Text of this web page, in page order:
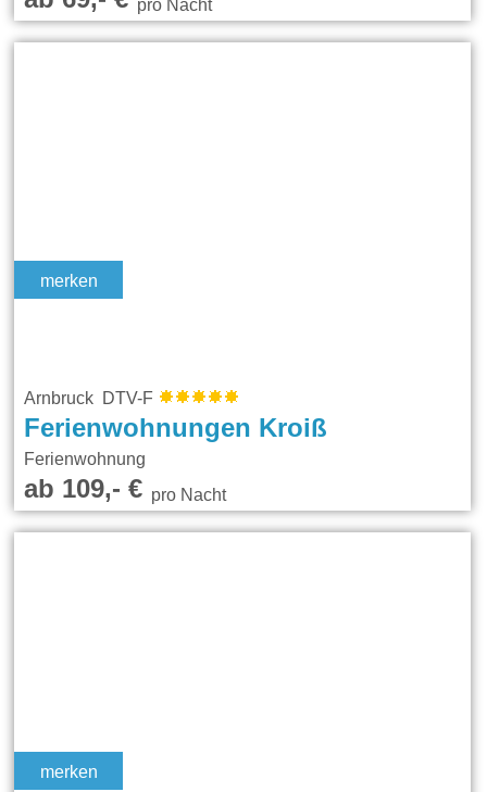
pro Nacht
merken
Arnbruck DTV-F
Ferienwohnungen Kroiß
Ferienwohnung
ab 109,- €pro Nacht
merken